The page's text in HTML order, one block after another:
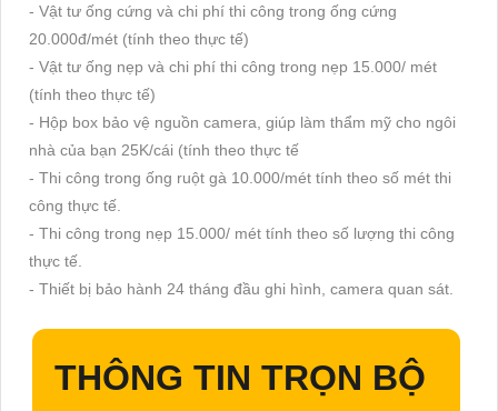
- Vật tư ống cứng và chi phí thi công trong ống cứng
20.000đ/mét (tính theo thực tế)
- Vật tư ống nẹp và chi phí thi công trong nẹp 15.000/ mét
(tính theo thực tế)
- Hộp box bảo vệ nguồn camera, giúp làm thẩm mỹ cho ngôi
nhà của bạn 25K/cái (tính theo thực tế
- Thi công trong ống ruột gà 10.000/mét tính theo số mét thi
công thực tế.
- Thi công trong nẹp 15.000/ mét tính theo số lượng thi công
thực tế.
- Thiết bị bảo hành 24 tháng đầu ghi hình, camera quan sát.
THÔNG TIN TRỌN BỘ